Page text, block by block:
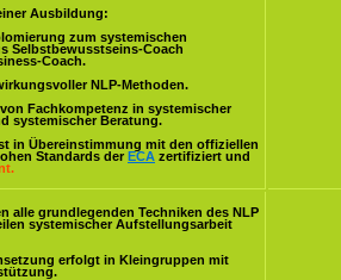
Ausbildung:
zum systemischen
Selbstbewusstseins-Coach
Coach.
NLP-Methoden.
Fachkompetenz in systemischer
systemischer Beratung.
in Übereinstimmung mit den offiziellen
Standards der ECA zertifiziert und
alle grundlegenden Techniken des NLP
systemischer Aufstellungsarbeit
erfolgt in Kleingruppen mit